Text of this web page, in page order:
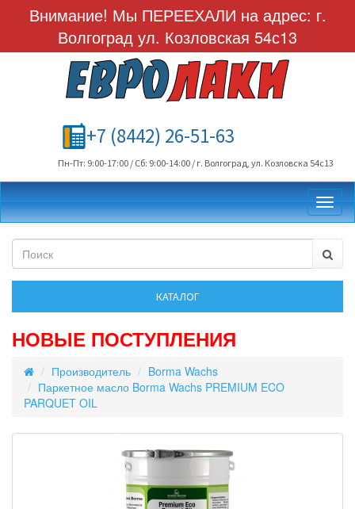
Внимание! Мы ПЕРЕЕХАЛИ на адрес: г.
Волгоград ул. Козловская 54с13
+7 (8442) 26-51-63
Пн-Пт: 9:00-17:00 / Сб: 9:00-14:00 / г. Волгоград, ул. Козловска 54с13
НОВЫЕ ПОСТУПЛЕНИЯ
Производитель
Borma Wachs
Паркетное масло Borma Wachs PREMIUM ECO
PARQUET OIL